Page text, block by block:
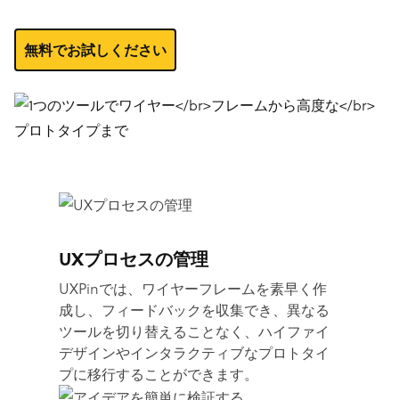
無料でお試しください
UXプロセスの管理
UXPinでは、ワイヤーフレームを素早く作
成し、フィードバックを収集でき、異なる
ツールを切り替えることなく、ハイファイ
デザインやインタラクティブなプロトタイ
プに移行することができます。